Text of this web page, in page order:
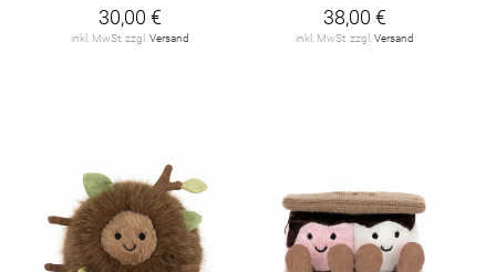
30,00 €
inkl. MwSt. zzgl.Versand
38,00 €
inkl. MwSt. zzgl.Versand